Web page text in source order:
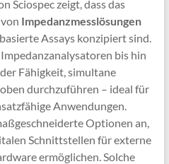
Sciospec zeigt, dass das
Impedanzmesslösungen
Assays konzipiert sind.
bis hin
Fähigkeit, simultane
durchzuführen – ideal für
Anwendungen.
Optionen an,
Schnittstellen für externe
ermöglichen. Solche